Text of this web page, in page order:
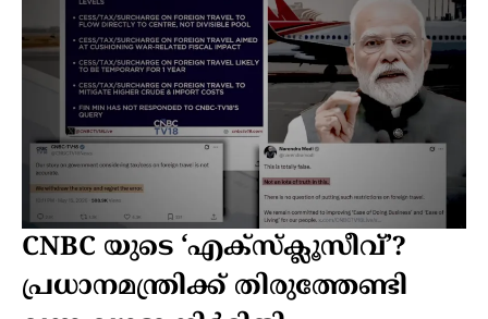
CNBC യുടെ ‘എക്സ്ക്ലൂസീവ്’?
പ്രധാനമന്ത്രിക്ക് തിരുത്തേണ്ടി